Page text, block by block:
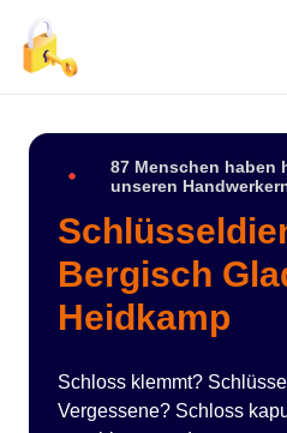
87 Menschen haben
unseren
Bergisch
Heidkamp
Schloss klemmt?
Vergessene? Schloss